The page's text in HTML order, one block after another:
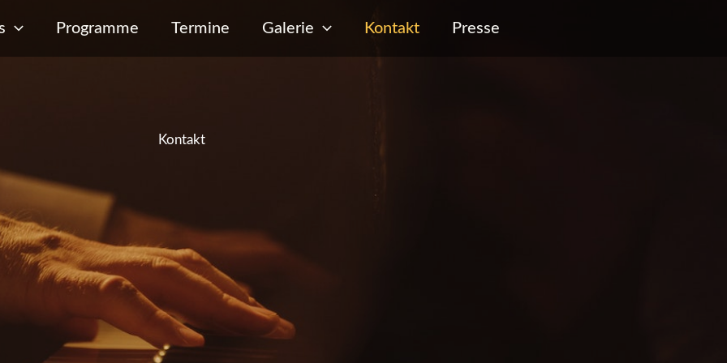
Programme Termine Galerie Kontakt Presse
Kontakt